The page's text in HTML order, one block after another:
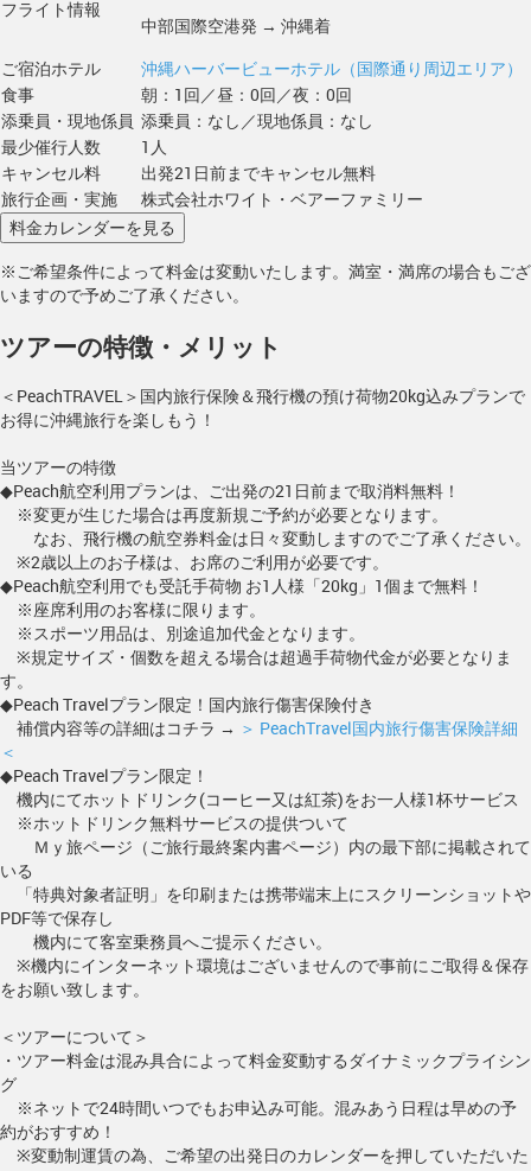
フライト情報
中部国際空港発 → 沖縄着
ご宿泊ホテル
沖縄ハーバービューホテル（国際通り周辺エリア）
食事
朝：1回／昼：0回／夜：0回
添乗員・現地係員 添乗員：なし／現地係員：なし
最少催行人数
1人
キャンセル料
出発21日前までキャンセル無料
旅行企画・実施
株式会社ホワイト・ベアーファミリー
※ご希望条件によって料金は変動いたします。満室・満席の場合もござ
いますので予めご了承ください。
ツアーの特徴・メリット
＜PeachTRAVEL＞国内旅行保険＆飛行機の預け荷物20kg込みプランで
お得に沖縄旅行を楽しもう！
当ツアーの特徴
◆Peach航空利用プランは、ご出発の21日前まで取消料無料！
※変更が生じた場合は再度新規ご予約が必要となります。
なお、飛行機の航空券料金は日々変動しますのでご了承ください。
※2歳以上のお子様は、お席のご利用が必要です。
◆Peach航空利用でも受託手荷物 お1人様「20kg」1個まで無料！
※座席利用のお客様に限ります。
※スポーツ用品は、別途追加代金となります。
※規定サイズ・個数を超える場合は超過手荷物代金が必要となりま
す。
◆Peach Travelプラン限定！国内旅行傷害保険付き
補償内容等の詳細はコチラ → ＞ PeachTravel国内旅行傷害保険詳細
＜
◆Peach Travelプラン限定！
機内にてホットドリンク(コーヒー又は紅茶)をお一人様1杯サービス
※ホットドリンク無料サービスの提供ついて
Ｍｙ旅ページ（ご旅行最終案内書ページ）内の最下部に掲載されて
いる
「特典対象者証明」を印刷または携帯端末上にスクリーンショットや
PDF等で保存し
機内にて客室乗務員へご提示ください。
※機内にインターネット環境はございませんので事前にご取得＆保存
をお願い致します。
＜ツアーについて＞
・ツアー料金は混み具合によって料金変動するダイナミックプライシン
グ
※ネットで24時間いつでもお申込み可能。混みあう日程は早めの予
約がおすすめ！
※変動制運賃の為、ご希望の出発日のカレンダーを押していただいた